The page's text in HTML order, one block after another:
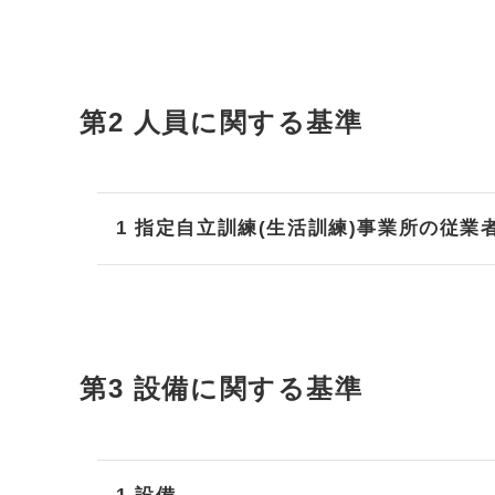
第2 人員に関する基準
1 指定自立訓練(生活訓練)事業所の従業
第3 設備に関する基準